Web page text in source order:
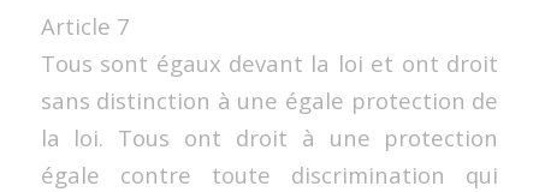
Article 7
Tous sont égaux devant la loi et ont droit
sans distinction à une égale protection de
la loi. Tous ont droit à une protection
égale contre toute discrimination qui